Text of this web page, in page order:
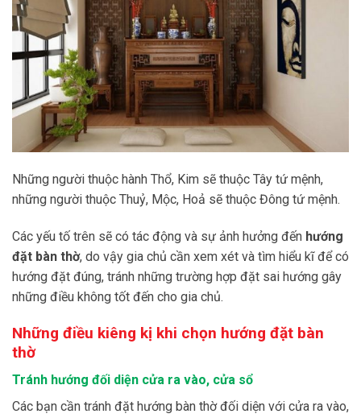
Những người thuộc hành Thổ, Kim sẽ thuộc Tây tứ mệnh,
những người thuộc Thuỷ, Mộc, Hoả sẽ thuộc Đông tứ mệnh.
Các yếu tố trên sẽ có tác động và sự ảnh hưởng đến hướng
đặt bàn thờ, do vậy gia chủ cần xem xét và tìm hiểu kĩ để có
hướng đặt đúng, tránh những trường hợp đặt sai hướng gây
những điều không tốt đến cho gia chủ.
Những điều kiêng kị khi chọn hướng đặt bàn
thờ
Tránh hướng đối diện cửa ra vào, cửa sổ
Các bạn cần tránh đặt hướng bàn thờ đối diện với cửa ra vào,